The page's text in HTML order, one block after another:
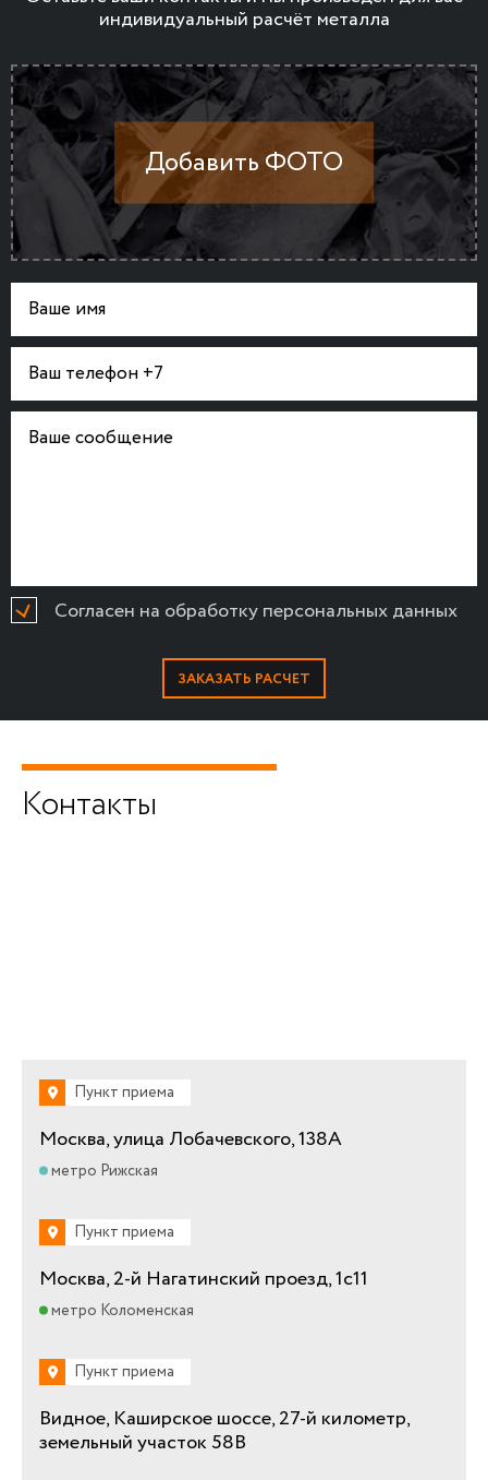
индивидуальный расчёт металла
Согласен на обработку персональных данных
Контакты
Пункт приема
Москва, улица Лобачевского, 138А
метро Рижская
Пункт приема
Москва, 2-й Нагатинский проезд, 1с11
метро Коломенская
Пункт приема
Видное, Каширское шоссе, 27-й километр,
земельный участок 58В